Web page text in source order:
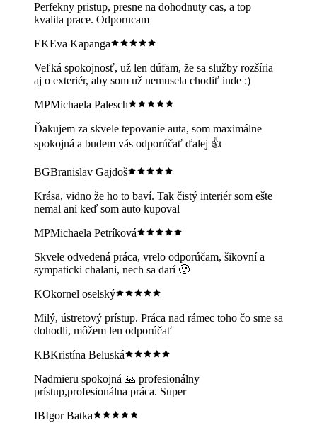
Perfekny pristup, presne na dohodnuty cas, a top
kvalita prace. Odporucam
EKEva Kapanga
Veľká spokojnosť, už len dúfam, že sa služby rozšíria
aj o exteriér, aby som už nemusela chodiť inde :)
MPMichaela Palesch
Ďakujem za skvele tepovanie auta, som maximálne
spokojná a budem vás odporúčať ďalej 👍
BGBranislav Gajdoš
Krása, vidno že ho to baví. Tak čistý interiér som ešte
nemal ani keď som auto kupoval
MPMichaela Petríková
Skvele odvedená práca, vrelo odporúčam, šikovní a
sympaticki chalani, nech sa darí 🙂
KOkornel oselský
Milý, ústretový prístup. Práca nad rámec toho čo sme sa
dohodli, môžem len odporúčať
KBKristína Beluská
Nadmieru spokojná 🙏 profesionálny
prístup,profesionálna práca. Super
IBIgor Batka